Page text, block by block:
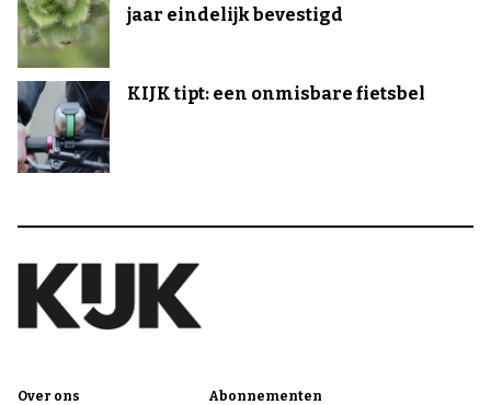
jaar eindelijk bevestigd
KIJK tipt: een onmisbare fietsbel
Over ons Abonnementen